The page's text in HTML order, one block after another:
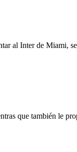
al Inter de Miami,
que también le